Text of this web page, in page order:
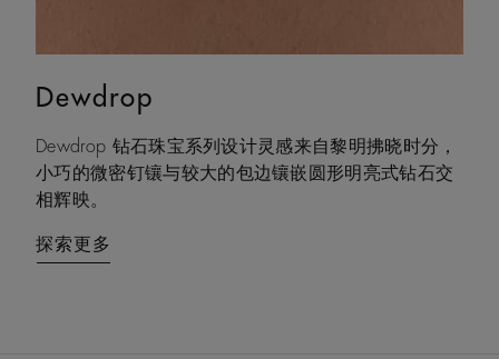
Dewdrop
Dewdrop 钻石珠宝系列设计灵感来自黎明拂晓时分，
小巧的微密钉镶与较大的包边镶嵌圆形明亮式钻石交
相辉映。
探索更多
Lotus by DE BEERS
Lotus by DE BEERS 莲花系列作品的设计灵感源自同名
植物的结构之美，该系列作品优雅地诠释了坚定从容
的生命力，在岁月的流转中历久弥新。
探索更多